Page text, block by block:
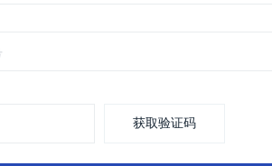
获取验证码